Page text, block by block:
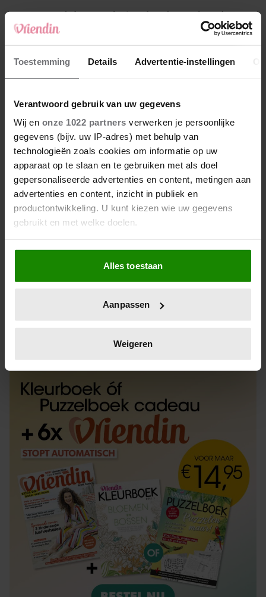
Toestemming Details Advertentie-instellingen
Verantwoord gebruik van uw gegevens
Wij en onze 1022 partners verwerken je persoonlijke
gegevens (bijv. uw IP-adres) met behulp van
technologieën zoals cookies om informatie op uw
apparaat op te slaan en te gebruiken met als doel
gepersonaliseerde advertenties en content, metingen aan
advertenties en content, inzicht in publiek en
productontwikkeling. U kunt kiezen wie uw gegevens
gebruikt en met welke doelen.
Als u het toestaat, willen we ook graag:
Informatie verzamelen over uw geografische
locatie, die tot een paar meter nauwkeurig kan zijn
scannen op specifieke eigenschappen (fingerprinting)
verwerkt en stel uw voorkeuren in het
intrekken in de Cookieverklaring.
We gebruiken cookies om content en advertenties te
personaliseren, om functies voor social media te bieden
en om ons websiteverkeer te analyseren. Ook delen we
informatie over uw gebruik van onze site met onze
partners voor social media, adverteren en analyse. Deze
partners kunnen deze gegevens combineren met andere
informatie die u aan ze heeft verstrekt of die ze hebben
verzameld op basis van uw gebruik van hun services. U
gaat akkoord met onze cookies als u onze website blijft
gebruiken.
Alles toestaan
Aanpassen
Weigeren
4 Makelaar Mandy: ‘Een bericht van de BN’er.
Een foto. Mijn lijf reageert’
5 Makelaar Mandy: ‘Vrijdagavond belde Bart.
Hij sprak eng kalm’
Nieuw